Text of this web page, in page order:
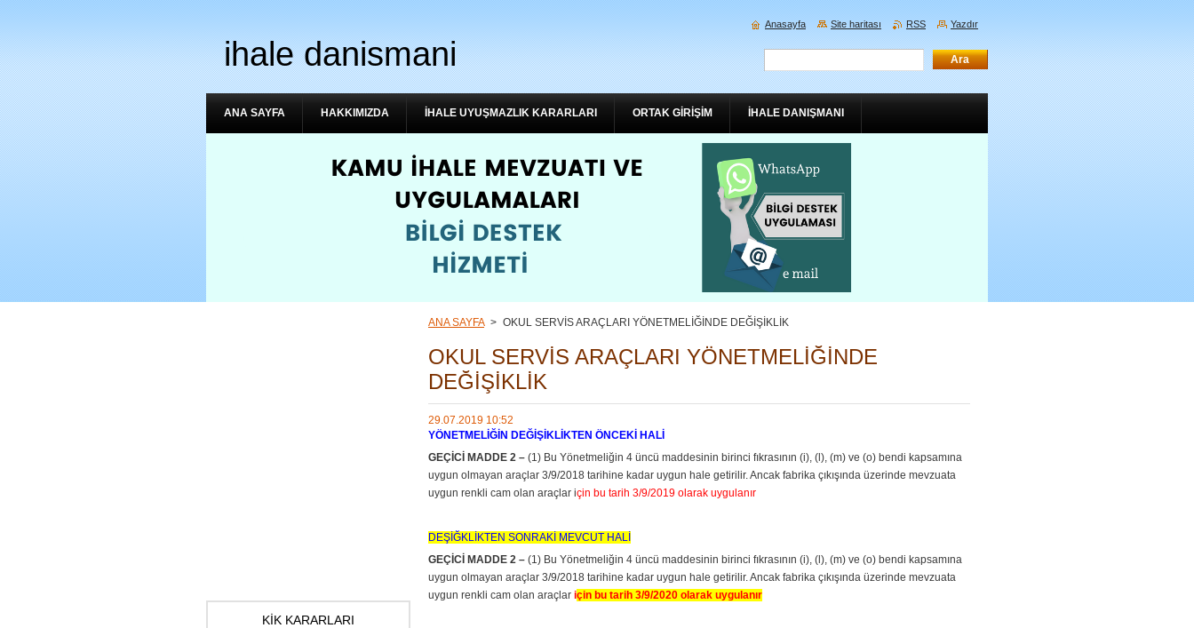
ihale danismani
ANA SAYFA > OKUL SERVİS ARAÇLARI YÖNETMELİĞİNDE DEĞİŞİKLİK
OKUL SERVİS ARAÇLARI YÖNETMELİĞİNDE
DEĞİŞİKLİK
29.07.2019 10:52
YÖNETMELİĞİN DEĞİŞİKLİKTEN ÖNCEKİ HALİ
GEÇİCİ MADDE 2 – (1) Bu Yönetmeliğin 4 üncü maddesinin birinci fıkrasının (i), (l), (m) ve (o) bendi kapsamına
uygun olmayan araçlar 3/9/2018 tarihine kadar uygun hale getirilir. Ancak fabrika çıkışında üzerinde mevzuata
uygun renkli cam olan araçlar için bu tarih 3/9/2019 olarak uygulanır
DEŞİĞKLİKTEN SONRAKİ MEVCUT HALİ
GEÇİCİ MADDE 2 – (1) Bu Yönetmeliğin 4 üncü maddesinin birinci fıkrasının (i), (l), (m) ve (o) bendi kapsamına
uygun olmayan araçlar 3/9/2018 tarihine kadar uygun hale getirilir. Ancak fabrika çıkışında üzerinde mevzuata
uygun renkli cam olan araçlar için bu tarih 3/9/2020 olarak uygulanır
KİK KARARLARI
ANA SAYFA HAKKIMIZDA İHALE UYUŞMAZLIK KARARLARI ORTAK GİRİŞİM İHALE DANIŞMANI
Anasayfa Site haritası RSS Yazdır